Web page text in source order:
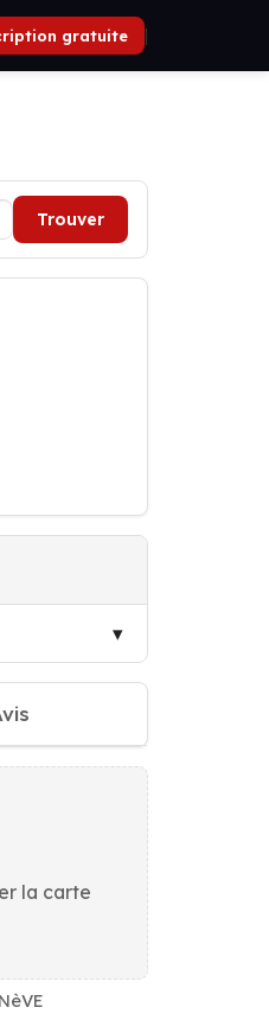
gratuite |
Trouver
la carte